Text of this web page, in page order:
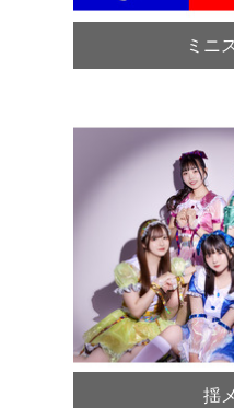
ミニ
揺